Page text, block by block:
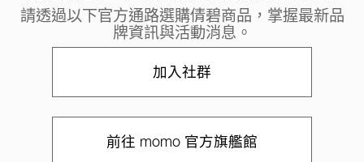
請透過以下官方通路選購倩碧商品，掌握最新品
牌資訊與活動消息。
加入社群
前往 momo 官方旗艦館